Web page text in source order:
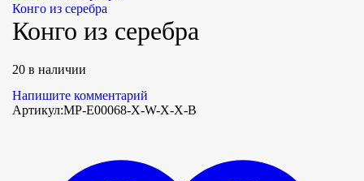
Конго из серебра
Конго из серебра
20 в наличии
Напишите комментарий
Артикул:MP-E00068-X-W-X-X-B